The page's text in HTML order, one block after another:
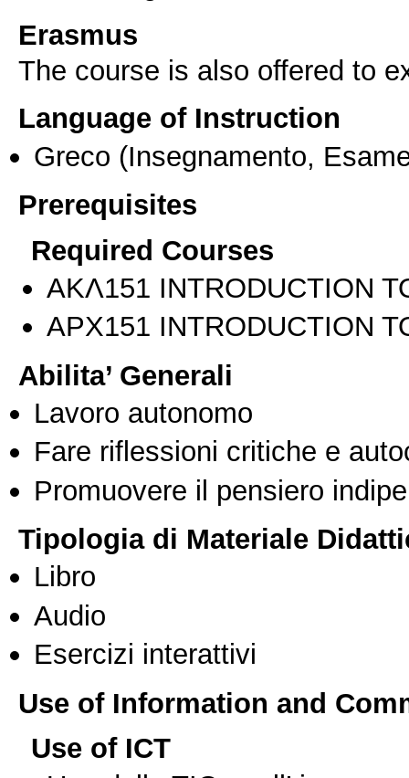
Erasmus
The course is also offered to
Language of Instruction
Greco (Insegnamento,
Prerequisites
Required Courses
ΑΚΛ151 INTRODUCTION
ΑΡΧ151 INTRODUCTION
Abilita’ Generali
Lavoro autonomo
Fare riflessioni critiche e
Promuovere il pensiero
Tipologia di Materiale
Libro
Audio
Esercizi interattivi
Use of Information and
Use of ICT